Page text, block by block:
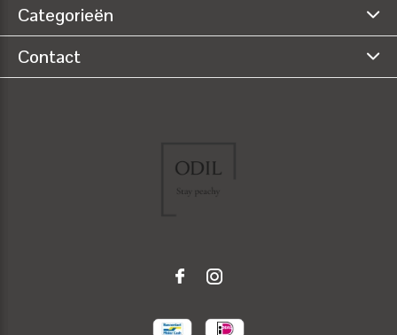
Categorieën
Contact